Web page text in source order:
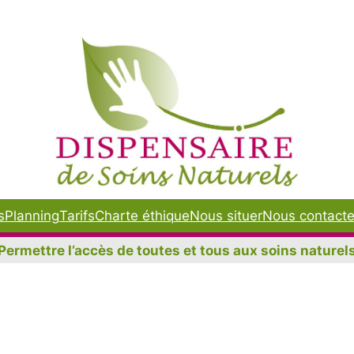
PlanningTarifsCharte éthiqueNous situerNous
l’accès de toutes et tous aux soins